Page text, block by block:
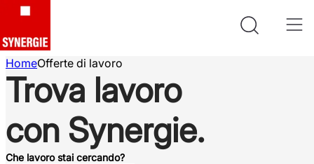
HomeOfferte di lavoro
Trova lavoro
con Synergie.
Che lavoro stai cercando?